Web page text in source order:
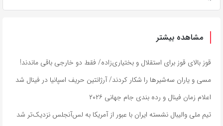
مشاهده بیشتر
قوز بالای قوز برای استقلال و بختیاری‌زاده/ فقط دو خارجی باقی ماندند!
مسی و یاران سه‌شیرها را شکار کردند/ آرژانتین حریف اسپانیا در فینال شد
اعلام زمان فینال و رده بندی جام جهانی ۲۰۲۶
تیم ملی والیبال نشسته ایران با عبور از آمریکا به لس‌آنجلس نزدیک‌تر شد